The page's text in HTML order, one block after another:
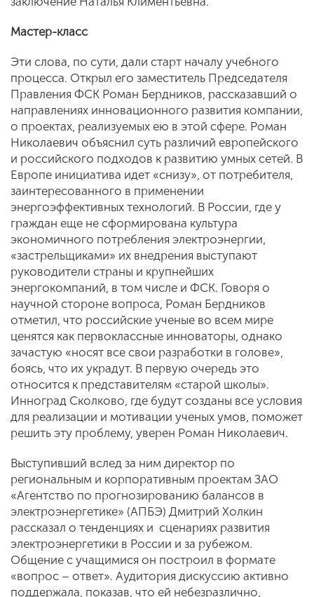
Мастер-класс
Эти слова, по сути, дали старт началу учебного
процесса. Открыл его заместитель Председателя
Правления ФСК Роман Бердников, рассказавший о
направлениях инновационного развития компании,
о проектах, реализуемых ею в этой сфере. Роман
Николаевич объяснил суть различий европейского
и российского подходов к развитию умных сетей. В
Европе инициатива идет «снизу», от потребителя,
заинтересованного в применении
энергоэффективных технологий. В России, где у
граждан еще не сформирована культура
экономичного потребления электроэнергии,
«застрельщиками» их внедрения выступают
руководители страны и крупнейших
энергокомпаний, в том числе и ФСК. Говоря о
научной стороне вопроса, Роман Бердников
отметил, что российские ученые во всем мире
ценятся как первоклассные инноваторы, однако
зачастую «носят все свои разработки в голове»,
боясь, что их украдут. В первую очередь это
относится к представителям «старой школы».
Инноград Сколково, где будут созданы все условия
для реализации и мотивации ученых умов, поможет
решить эту проблему, уверен Роман Николаевич.
Выступивший вслед за ним директор по
региональным и корпоративным проектам ЗАО
«Агентство по прогнозированию балансов в
электроэнергетике» (АПБЭ) Дмитрий Холкин
рассказал о тенденциях и сценариях развития
электроэнергетики в России и за рубежом.
Общение с учащимися он построил в формате
«вопрос – ответ». Аудитория дискуссию активно
поддержала, показав, что ей небезразлично,